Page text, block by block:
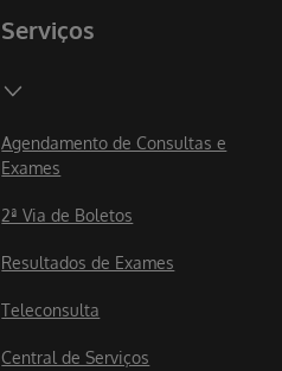
Serviços
Agendamento de Consultas e
Exames
2ª Via de Boletos
Resultados de Exames
Teleconsulta
Central de Serviços